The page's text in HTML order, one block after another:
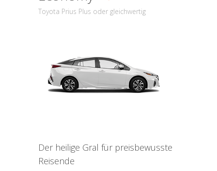
Toyota Prius Plus oder gleichwertig
Der heilige Gral für preisbewusste
Reisende